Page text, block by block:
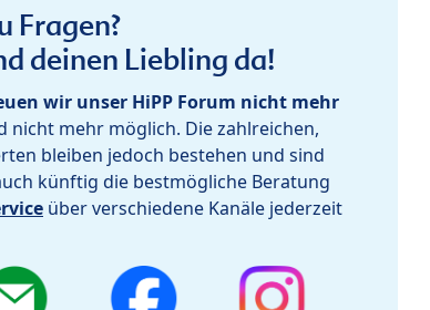
Fragen?
deinen Liebling da!
wir unser HiPP Forum nicht mehr
nicht mehr möglich. Die zahlreichen,
bleiben jedoch bestehen und sind
künftig die bestmögliche Beratung
über verschiedene Kanäle jederzeit